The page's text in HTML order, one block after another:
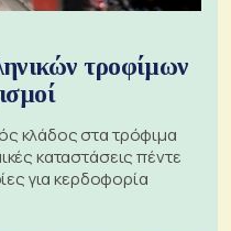
τροφίμων
κλάδος στα τρόφιμα
καταστάσεις πέντε
για κερδοφορία